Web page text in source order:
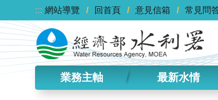
跳到主要內容區塊
::: 網站導覽 回首頁 意見信箱 常見問
業務主軸 最新水情